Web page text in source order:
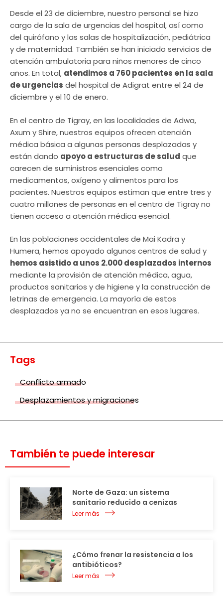
Desde el 23 de diciembre, nuestro personal se hizo
cargo de la sala de urgencias del hospital, así como
del quirófano y las salas de hospitalización, pediátrica
y de maternidad. También se han iniciado servicios de
atención ambulatoria para niños menores de cinco
años. En total, atendimos a 760 pacientes en la sala
de urgencias del hospital de Adigrat entre el 24 de
diciembre y el 10 de enero.
En el centro de Tigray, en las localidades de Adwa,
Axum y Shire, nuestros equipos ofrecen atención
médica básica a algunas personas desplazadas y
están dando apoyo a estructuras de salud que
carecen de suministros esenciales como
medicamentos, oxígeno y alimentos para los
pacientes. Nuestros equipos estiman que entre tres y
cuatro millones de personas en el centro de Tigray no
tienen acceso a atención médica esencial.
En las poblaciones occidentales de Mai Kadra y
Humera, hemos apoyado algunos centros de salud y
hemos asistido a unos 2.000 desplazados internos
mediante la provisión de atención médica, agua,
productos sanitarios y de higiene y la construcción de
letrinas de emergencia. La mayoría de estos
desplazados ya no se encuentran en esos lugares.
Tags
Conflicto armado
Desplazamientos y migraciones
También te puede interesar
Norte de Gaza: un sistema
sanitario reducido a cenizas
Leer más
¿Cómo frenar la resistencia a los
antibióticos?
Leer más